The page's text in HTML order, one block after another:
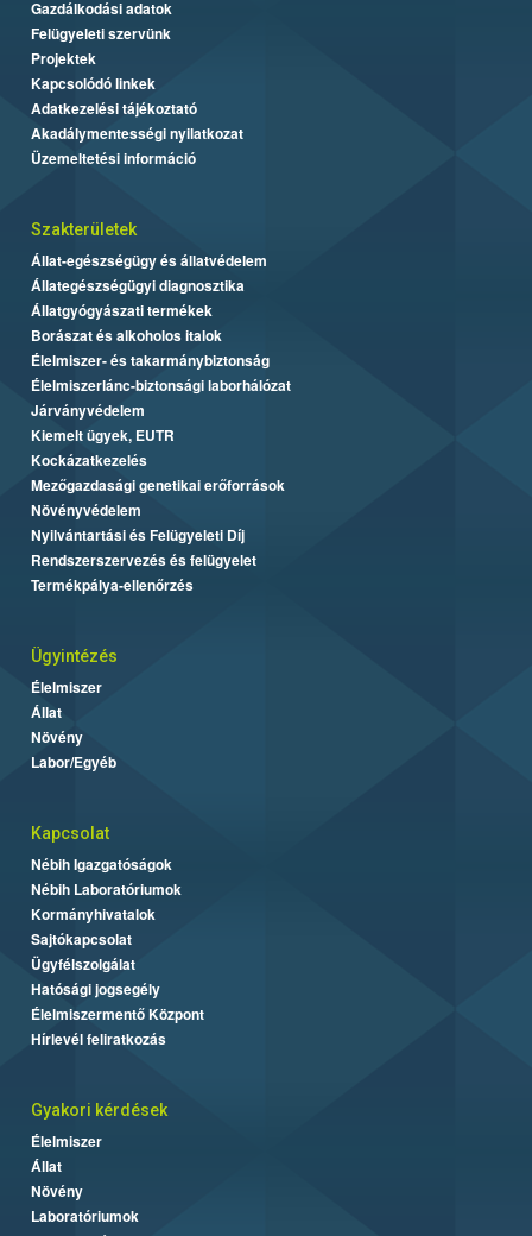
Gazdálkodási adatok
Felügyeleti szervünk
Projektek
Kapcsolódó linkek
Adatkezelési tájékoztató
Akadálymentességi nyilatkozat
Üzemeltetési információ
Szakterületek
Állat-egészségügy és állatvédelem
Állategészségügyi diagnosztika
Állatgyógyászati termékek
Borászat és alkoholos italok
Élelmiszer- és takarmánybiztonság
Élelmiszerlánc-biztonsági laborhálózat
Járványvédelem
Kiemelt ügyek, EUTR
Kockázatkezelés
Mezőgazdasági genetikai erőforrások
Növényvédelem
Nyilvántartási és Felügyeleti Díj
Rendszerszervezés és felügyelet
Termékpálya-ellenőrzés
Ügyintézés
Élelmiszer
Állat
Növény
Labor/Egyéb
Kapcsolat
Nébih Igazgatóságok
Nébih Laboratóriumok
Kormányhivatalok
Sajtókapcsolat
Ügyfélszolgálat
Hatósági jogsegély
Élelmiszermentő Központ
Hírlevél feliratkozás
Gyakori kérdések
Élelmiszer
Állat
Növény
Laboratóriumok